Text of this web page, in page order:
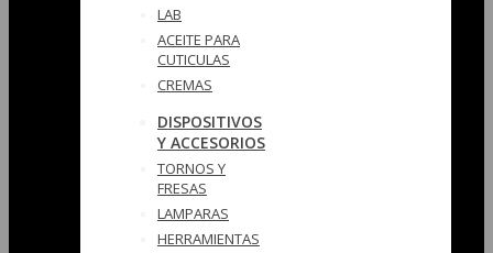
LAB
ACEITE PARA
CUTICULAS
CREMAS
DISPOSITIVOS
Y ACCESORIOS
TORNOS Y
FRESAS
LAMPARAS
HERRAMIENTAS